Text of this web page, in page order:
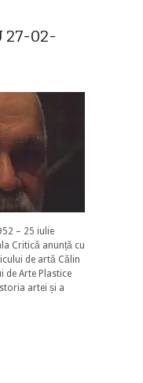
27-02-
– 25 iulie
Critică anunță cu
de artă Călin
de Arte Plastice
artei și a